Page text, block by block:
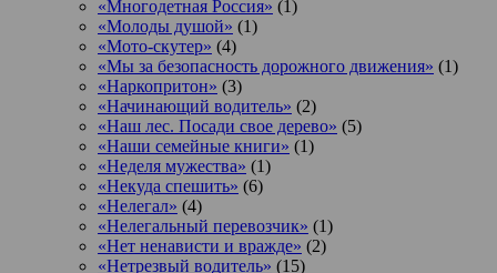
«Многодетная Россия» (1)
«Молоды душой» (1)
«Мото-скутер» (4)
«Мы за безопасность дорожного движения» (1)
«Наркопритон» (3)
«Начинающий водитель» (2)
«Наш лес. Посади свое дерево» (5)
«Наши семейные книги» (1)
«Неделя мужества» (1)
«Некуда спешить» (6)
«Нелегал» (4)
«Нелегальный перевозчик» (1)
«Нет ненависти и вражде» (2)
«Нетрезвый водитель» (15)